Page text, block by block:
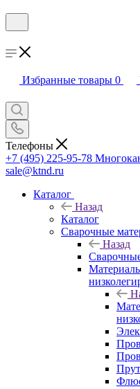
Избранные товары 0
Телефоны
+7 (495) 225-95-78
sale@ktnd.ru
Каталог
Назад
Каталог
Сварочные
Назад